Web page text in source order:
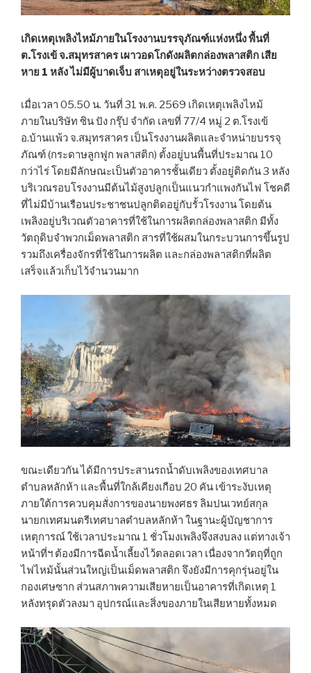
เกิดเหตุเพลิงไหม้ภายในโรงงานบรรจุภัณฑ์แห่งหนึ่ง พื้นที่
ต.โรงเข้ จ.สมุทรสาคร เผาวอดโกดังผลิตกล่องพลาสติก เสีย
หาย 1 หลัง ไม่มีผู้บาดเจ็บ สาเหตุอยู่ในระหว่างตรวจสอบ
เมื่อเวลา 05.50 น. วันที่ 31 พ.ค. 2569 เกิดเหตุเพลิงไหม้
ภายในบริษัท ซิน ปัง กรุ๊ป จำกัด เลขที่ 77/4 หมู่ 2 ต.โรงเข้
อ.บ้านแพ้ว จ.สมุทรสาคร เป็นโรงงานผลิตและจำหน่ายบรรจุ
ภัณฑ์ (กระดาษลูกฟูก พลาสติก) ตั้งอยู่บนพื้นที่ประมาณ 10
กว่าไร่ โดยมีลักษณะเป็นตัวอาคารชั้นเดียว ตั้งอยู่ติดกัน 3 หลัง
บริเวณรอบโรงงานมีต้นไม้สูงปลูกเป็นแนวกำแพงกันไฟ โชคดี
ที่ไม่มีบ้านเรือนประชาชนปลูกติดอยู่กับรั้วโรงงาน โดยต้น
เพลิงอยู่บริเวณตัวอาคารที่ใช้ในการผลิตกล่องพลาสติก มีทั้ง
วัตถุดิบจำพวกเม็ดพลาสติก สารที่ใช้ผสมในกระบวนการขึ้นรูป
รวมถึงเครื่องจักรที่ใช้ในการผลิต และกล่องพลาสติกที่ผลิต
เสร็จแล้วเก็บไว้จำนวนมาก
ขณะเดียวกัน ได้มีการประสานรถน้ำดับเพลิงของเทศบาล
ตำบลหลักห้า และพื้นที่ใกล้เคียงเกือบ 20 คัน เข้าระงับเหตุ
ภายใต้การควบคุมสั่งการของนายพงศธร ลิมปนเวทย์สกุล
นายกเทศมนตรีเทศบาลตำบลหลักห้า ในฐานะผู้บัญชาการ
เหตุการณ์ ใช้เวลาประมาณ 1 ชั่วโมงเพลิงจึงสงบลง แต่ทางเจ้า
หน้าที่ฯ ต้องมีการฉีดน้ำเลี้ยงไว้ตลอดเวลา เนื่องจากวัตถุที่ถูก
ไฟไหม้นั้นส่วนใหญ่เป็นเม็ดพลาสติก จึงยังมีการคุกรุ่นอยู่ใน
กองเศษซาก ส่วนสภาพความเสียหายเป็นอาคารที่เกิดเหตุ 1
หลังทรุดตัวลงมา อุปกรณ์และสิ่งของภายในเสียหายทั้งหมด